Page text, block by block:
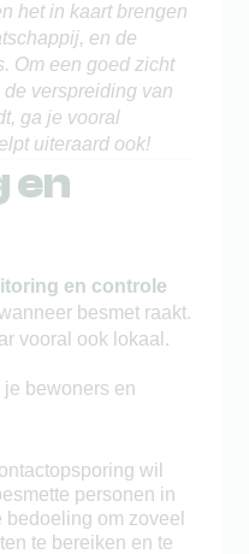
het in kaart brengen
en de
Om een goed zicht
verspreiding van
ga je vooral
uiteraard ook!
en
en controle
besmet raakt.
vooral ook lokaal.
je bewoners en
wil
personen in
bedoeling om zoveel
te bereiken en te